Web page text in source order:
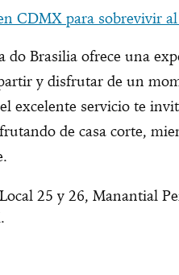
CDMX para sobrevivir
do Brasilia ofrece una
y disfrutar de un
excelente servicio te
de casa corte,
25 y 26, Manantial